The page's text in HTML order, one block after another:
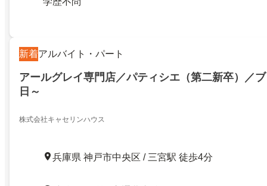
新着アルバイト・パート
アールグレイ専門店／パティシエ（第二新卒）／
日～
株式会社キャセリンハウス
兵庫県 神戸市中央区 / 三宮駅 徒歩4分